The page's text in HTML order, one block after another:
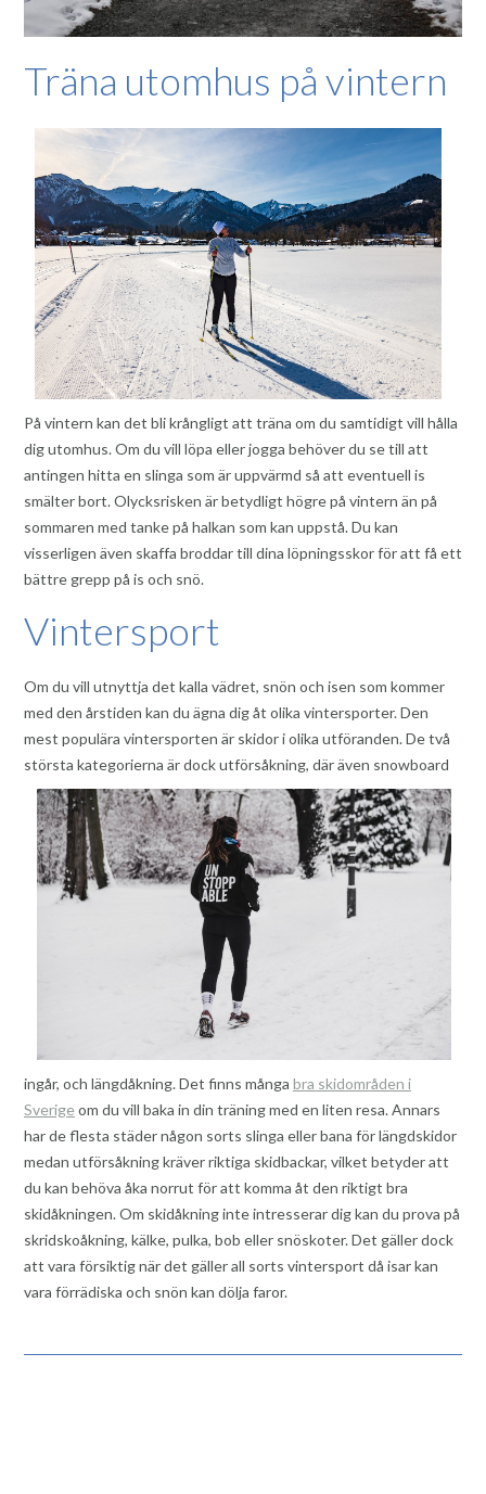
Träna utomhus på vintern
På vintern kan det bli krångligt att träna om du samtidigt vill hålla
dig utomhus. Om du vill löpa eller jogga behöver du se till att
antingen hitta en slinga som är uppvärmd så att eventuell is
smälter bort. Olycksrisken är betydligt högre på vintern än på
sommaren med tanke på halkan som kan uppstå. Du kan
visserligen även skaffa broddar till dina löpningsskor för att få ett
bättre grepp på is och snö.
Vintersport
Om du vill utnyttja det kalla vädret, snön och isen som kommer
med den årstiden kan du ägna dig åt olika vintersporter. Den
mest populära vintersporten är skidor i olika utföranden. De två
största kategorierna är dock utförsåkning, där även snowboard
ingår, och längdåkning. Det finns många bra skidområden i
Sverige om du vill baka in din träning med en liten resa. Annars
har de flesta städer någon sorts slinga eller bana för längdskidor
medan utförsåkning kräver riktiga skidbackar, vilket betyder att
du kan behöva åka norrut för att komma åt den riktigt bra
skidåkningen. Om skidåkning inte intresserar dig kan du prova på
skridskoåkning, kälke, pulka, bob eller snöskoter. Det gäller dock
att vara försiktig när det gäller all sorts vintersport då isar kan
vara förrädiska och snön kan dölja faror.